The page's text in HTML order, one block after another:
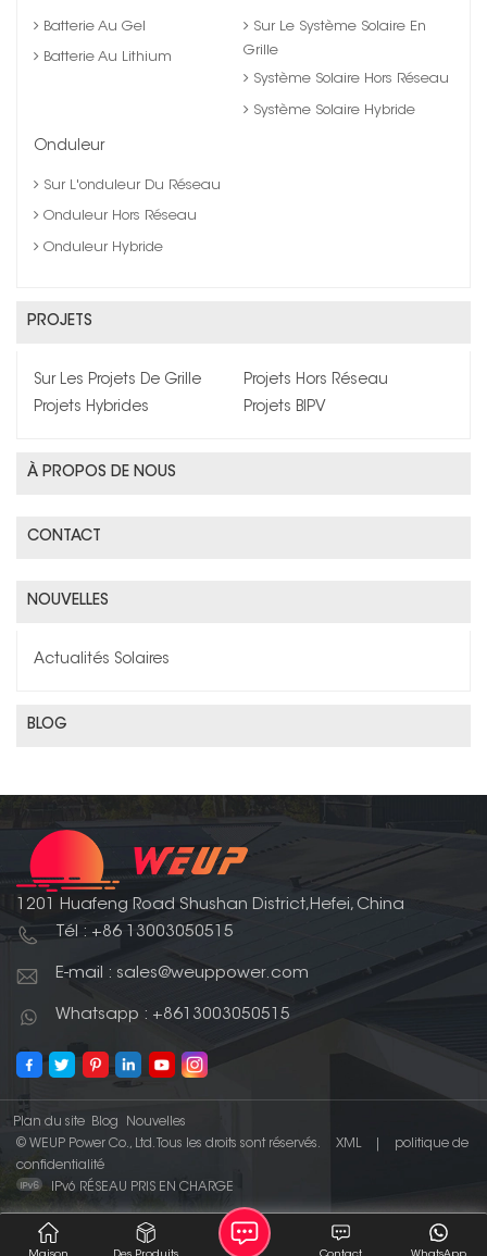
Batterie Au Gel
Batterie Au Lithium
Sur Le Système Solaire En
Grille
Système Solaire Hors Réseau
Système Solaire Hybride
Onduleur
Sur L'onduleur Du Réseau
Onduleur Hors Réseau
Onduleur Hybride
PROJETS
Sur Les Projets De Grille
Projets Hors Réseau
Projets Hybrides
Projets BIPV
À PROPOS DE NOUS
CONTACT
NOUVELLES
Actualités Solaires
BLOG
1201 Huafeng Road Shushan District,Hefei, China
Tél : +86 13003050515
E-mail : sales@weuppower.com
Whatsapp : +8613003050515
Plan du site Blog
Nouvelles
© WEUP Power Co., Ltd. Tous les droits sont réservés.
XML
politique de
confidentialité
IPv6 RÉSEAU PRIS EN CHARGE